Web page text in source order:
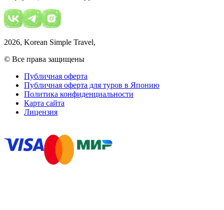
2026, Korean Simple Travel,
© Все права защищены
Публичная оферта
Публичная оферта для туров в Японию
Политика конфиденциальности
Карта сайта
Лицензия